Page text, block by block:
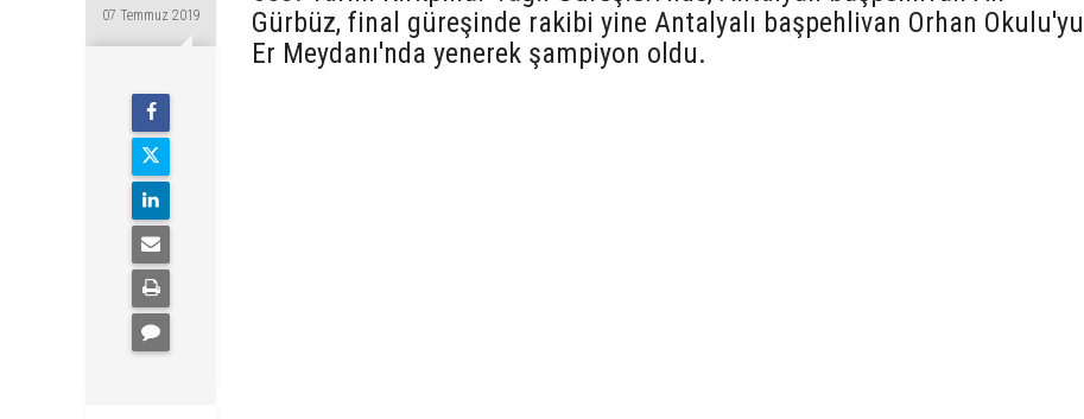
07 Temmuz 2019
Gürbüz, final güreşinde rakibi yine Antalyalı başpehlivan Orhan Okulu'yu
Er Meydanı'nda yenerek şampiyon oldu.